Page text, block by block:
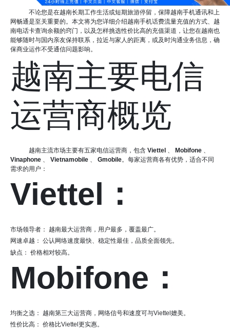
不论您是在越南长期工作生活或短期旅游停留，保障越南手机通讯和上
网畅通是至关重要的。本文将为您详细介绍越南手机话费流量充值的方式、越
南电话卡查询余额的窍门，以及怎样挑选性价比高的充值渠道，让您在越南也
能够随时与国内亲友保持联系，拉近与家人的距离，或及时沟通业务信息，确
保商业运作不受通信问题影响。
越南主要电信
运营商概览
越南主流市场主要有五家电信运营商，包含 Viettel 、 Mobifone 、
Vinaphone 、 Vietnamobile 、 Gmobile。每家运营商各有优势，适合不同
需求的用户：
Viettel：
市场领导者： 越南最大运营商，用户最多，覆盖最广。
网速卓越： 公认网络速度最快、稳定性最佳，品质全面领先。
缺点： 价格相对较高。
Mobifone：
均衡之选： 越南第三大运营商，网络信号和速度可与Viettel媲美。
性价比高： 价格比Viettel更实惠。